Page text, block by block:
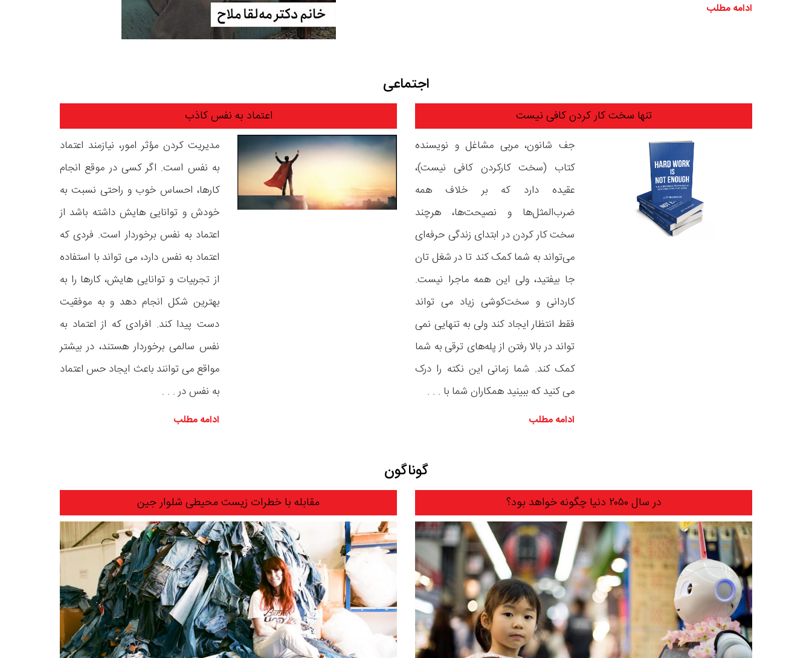
ادامه مطلب
اجتماعی
اعتماد به نفس کاذب
مدیریت کردن مؤثر امور، نیازمند اعتماد
به نفس است. اگر کسی در موقع انجام
کارها، احساس خوب و راحتی نسبت به
خودش و توانایی هایش داشته باشد از
اعتماد به نفس برخوردار است. فردی که
اعتماد به نفس دارد، می تواند با استفاده
از تجربیات و توانایی هایش، کارها را به
بهترین شکل انجام دهد و به موفقیت
دست پیدا کند. افرادی که از اعتماد به
نفس سالمی برخوردار هستند، در بیشتر
مواقع می توانند باعث ایجاد حس اعتماد
به نفس در . . .
ادامه مطلب
تنها سخت کار کردن کافی نیست
جف شانون، مربی مشاغل و نویسنده
کتاب (سخت کارکردن کافی نیست)،
عقیده دارد که بر خلاف همه‌
ضرب‌المثل‌ها و نصیحت‌ها، هرچند
سخت کار کردن در ابتدای زندگی حرفه‌ای
می‌تواند به شما کمک کند تا در شغل تان
جا بیفتید، ولی این همه ماجرا نیست.
کاردانی و سخت‌کوشی زیاد می تواند
فقط انتظار ایجاد کند ولی به تنهایی نمی
تواند در بالا رفتن از پله‌های ترقی به شما
کمک کند. شما زمانی این نکته را درک
می کنید که ببینید همکاران شما با . . .
ادامه مطلب
گوناگون
مقابله با خطرات زیست محیطی شلوار جین در سال ۲۰۵۰ دنیا چگونه خواهد بود؟